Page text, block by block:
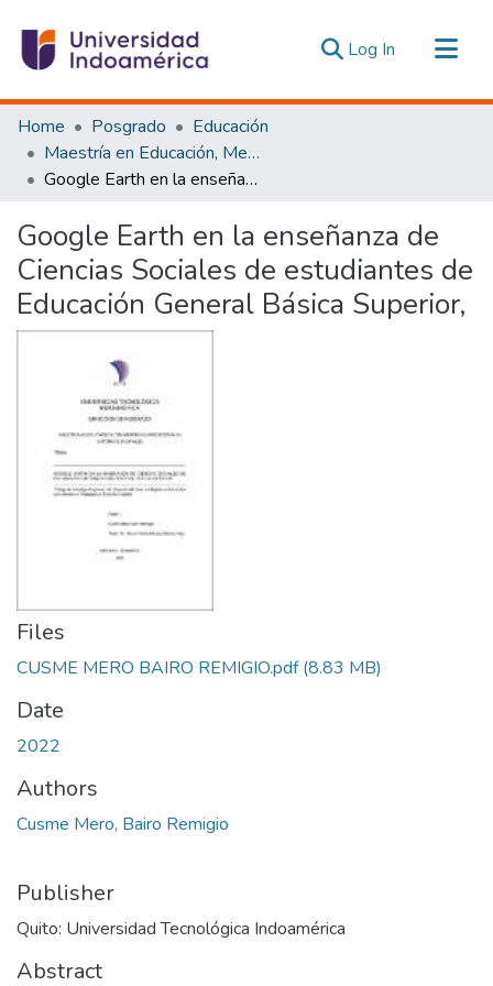
Log In (current)
Communities & Collections
All of DSpace
Statistics
Home Posgrado
Educación
Maestría en Educación, Mención Pedagogía en Entornos Digitales
Google Earth en la enseñanza de Ciencias Sociales de estudiantes de Educación General Básica Superior,
Google Earth en la enseñanza de
Ciencias Sociales de estudiantes de
Educación General Básica Superior,
Files
CUSME MERO BAIRO REMIGIO.pdf(8.83 MB)
Date
2022
Authors
Cusme Mero, Bairo Remigio
Publisher
Quito: Universidad Tecnológica Indoamérica
Abstract